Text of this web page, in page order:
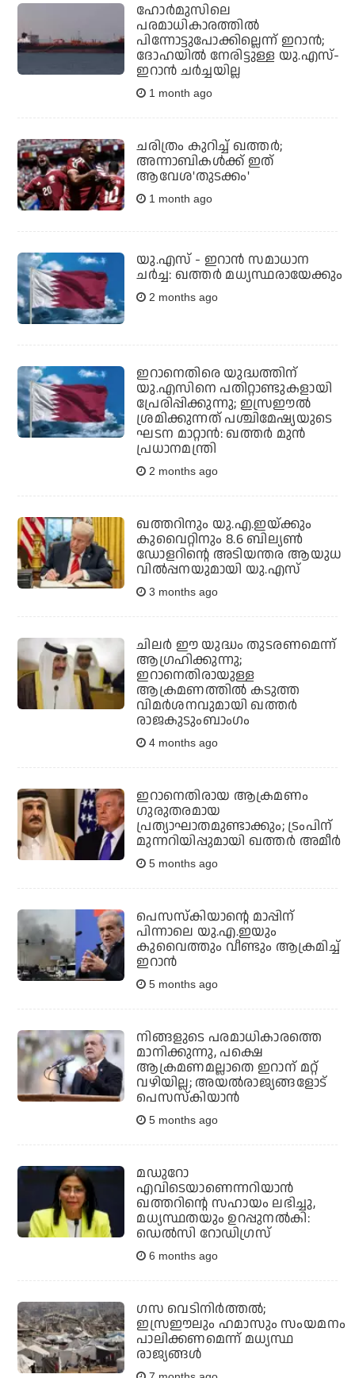
ഹോര്‍മുസിലെ
പരമാധികാരത്തില്‍
പിന്നോട്ടുപോക്കില്ലെന്ന് ഇറാന്‍;
ദോഹയില്‍ നേരിട്ടുള്ള യു.എസ്-
ഇറാന്‍ ചര്‍ച്ചയില്ല
1 month ago
ചരിത്രം കുറിച്ച് ഖത്തർ;
അന്നാബികൾക്ക് ഇത്
ആവേശ'തുടക്കം'
1 month ago
യു.എസ് - ഇറാന്‍ സമാധാന
ചര്‍ച്ച: ഖത്തര്‍ മധ്യസ്ഥരായേക്കും
2 months ago
ഇറാനെതിരെ യുദ്ധത്തിന്
യു.എസിനെ പതിറ്റാണ്ടുകളായി
പ്രേരിപ്പിക്കുന്നു; ഇസ്രഈല്‍
ശ്രമിക്കുന്നത് പശ്ചിമേഷ്യയുടെ
ഘടന മാറ്റാന്‍: ഖത്തര്‍ മുന്‍
പ്രധാനമന്ത്രി
2 months ago
ഖത്തറിനും യു.എ.ഇയ്ക്കും
കുവൈറ്റിനും 8.6 ബില്യണ്‍
ഡോളറിന്റെ അടിയന്തര ആയുധ
വില്‍പ്പനയുമായി യു.എസ്
3 months ago
ചിലർ ഈ യുദ്ധം തുടരണമെന്ന്
ആഗ്രഹിക്കുന്നു;
ഇറാനെതിരായുള്ള
ആക്രമണത്തിൽ കടുത്ത
വിമർശനവുമായി ഖത്തർ
രാജകുടുംബാംഗം
4 months ago
ഇറാനെതിരായ ആക്രമണം
ഗുരുതരമായ
പ്രത്യാഘാതമുണ്ടാക്കും; ട്രംപിന്
മുന്നറിയിപ്പുമായി ഖത്തര്‍ അമീര്‍
5 months ago
പെസസ്‌കിയാന്റെ മാപ്പിന്
പിന്നാലെ യു.എ.ഇയും
കുവൈത്തും വീണ്ടും ആക്രമിച്ച്
ഇറാന്‍
5 months ago
നിങ്ങളുടെ പരമാധികാരത്തെ
മാനിക്കുന്നു, പക്ഷെ
ആക്രമണമല്ലാതെ ഇറാന് മറ്റ്
വഴിയില്ല; അയല്‍രാജ്യങ്ങളോട്
പെസസ്‌കിയാന്‍
5 months ago
മഡുറോ
എവിടെയാണെന്നറിയാന്‍
ഖത്തറിന്റെ സഹായം ലഭിച്ചു,
മധ്യസ്ഥതയും ഉറപ്പുനല്‍കി:
ഡെല്‍സി റോഡിഗ്രസ്
6 months ago
ഗസ വെടിനിർത്തൽ;
ഇസ്രഈലും ഹമാസും സംയമനം
പാലിക്കണമെന്ന് മധ്യസ്ഥ
രാജ്യങ്ങൾ